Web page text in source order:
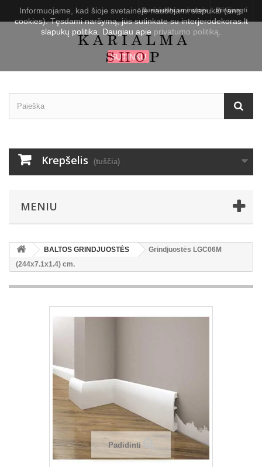
Prisijungti
Susisiekite su mumis
Krepšelis (tuščia)
MENIU
BALTOS GRINDJUOSTĖS
Grindjuostės LGC06M
(244x7.1x1.4) cm.
Padidinti
Informuojame, kad šioje svetainėje naudojami slapukai (ang.
cookies). Tęsdami naršymą, jūs sutinkate su interjerodekoras.lt
slapukų politika. Daugiau apie privatumo politiką
SUTINKU